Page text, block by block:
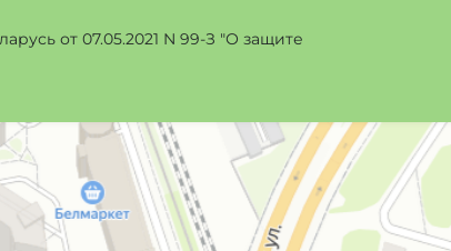
от 07.05.2021 N 99-З "О защите